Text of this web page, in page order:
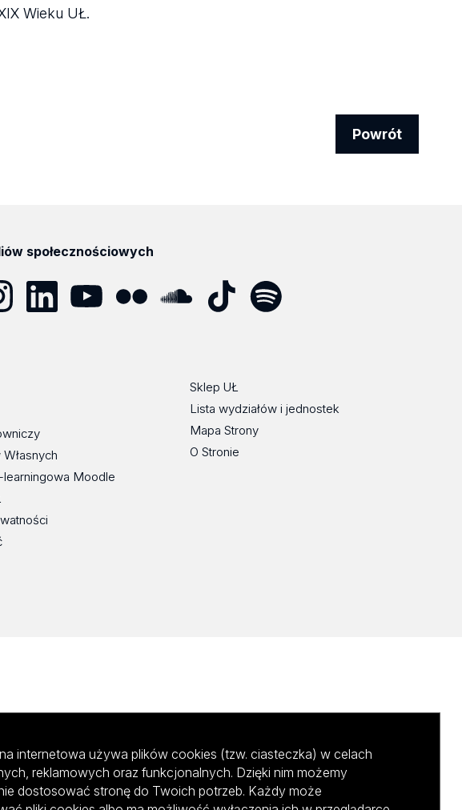
Wieku UŁ.
Powrót
społecznościowych
learningowa Moodle
Sklep UŁ
Lista wydziałów i jednostek
Mapa Strony
O Stronie
internetowa używa plików cookies (tzw. ciasteczka) w celach
reklamowych oraz funkcjonalnych. Dzięki nim możemy
dostosować stronę do Twoich potrzeb. Każdy może